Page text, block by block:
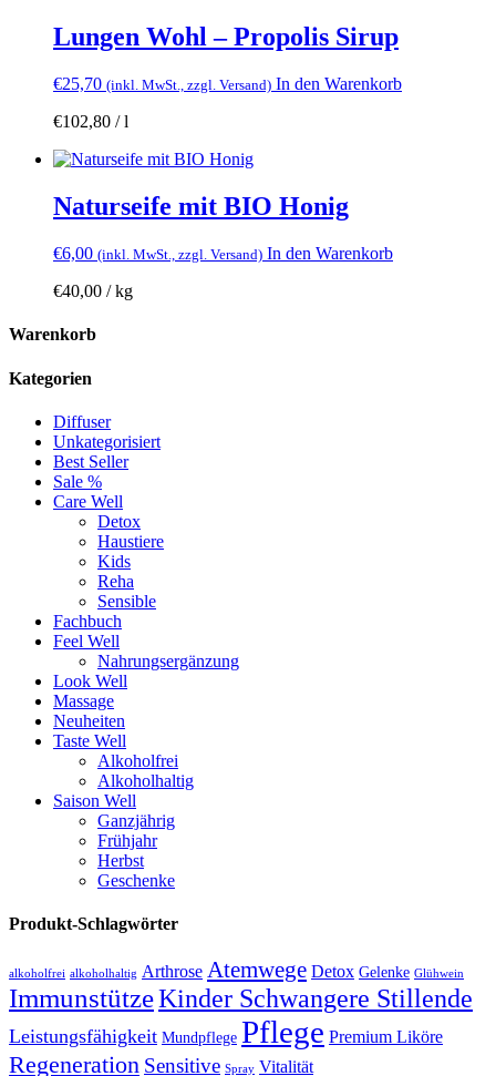
Lungen Wohl – Propolis Sirup
€25,70 (inkl. MwSt., zzgl. Versand) In den Warenkorb
€102,80 /l
Naturseife mit BIO Honig
€6,00 (inkl. MwSt., zzgl. Versand) In den Warenkorb
€40,00 /kg
Warenkorb
Kategorien
Diffuser
Unkategorisiert
Best Seller
Sale %
Care Well
Detox
Haustiere
Kids
Reha
Sensible
Fachbuch
Feel Well
Nahrungsergänzung
Look Well
Massage
Neuheiten
Taste Well
Alkoholfrei
Alkoholhaltig
Saison Well
Ganzjährig
Frühjahr
Herbst
Geschenke
Produkt-Schlagwörter
alkoholfrei alkoholhaltig Arthrose Atemwege Detox Gelenke Glühwein
ImmunstützeKinder Schwangere Stillende
Leistungsfähigkeit Mundpflege Pflege Premium Liköre
Regeneration Sensitive Spray Vitalität